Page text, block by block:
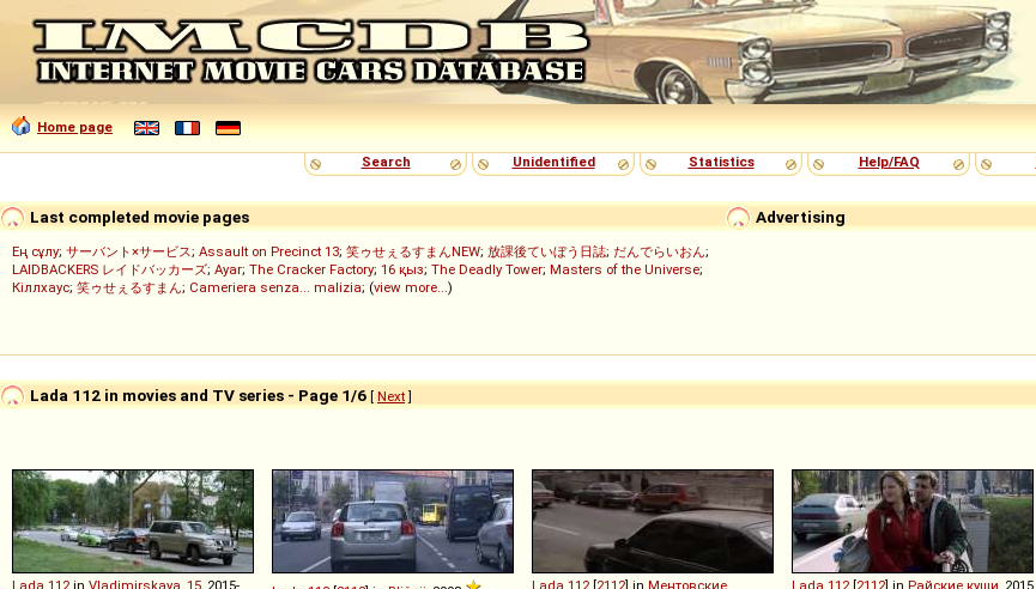
Home page
Search
Unidentified Statistics Help/FAQ
Advertising
Last completed movie pages
Ең сұлу; サーバント×サービス; Assault on Precinct 13; 笑ゥせぇるすまんNEW; 放課後ていぼう日誌; だんでらいおん;
LAIDBACKERS レイドバッカーズ; Ayar; The Cracker Factory; 16 қыз; The Deadly Tower; Masters of the Universe;
Кіллхаус; 笑ゥせぇるすまん; Cameriera senza... malizia; (view more...)
Lada 112 in movies and TV series - Page 1/6 [ Next]
Lada 112 in Vladimirskaya, 15 , 2015-
Lada 112 [2112] in Ментовские
Lada 112 [2112] in Райские кущи , 2015